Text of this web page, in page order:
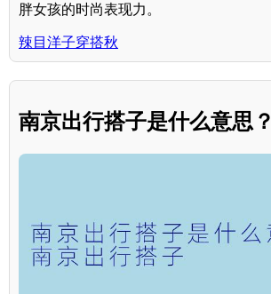
胖女孩的时尚表现力。
辣目洋子穿搭秋
南京出行搭子是什么意思？